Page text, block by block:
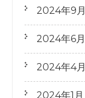
2024年9月
2024年6月
2024年4月
2024年1月